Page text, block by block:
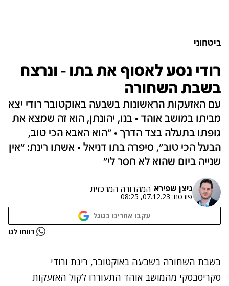
ביטחוני
רודי נסע לאסוף את בתו - ונרצח
בשבת השחורה
עם האזעקות הראשונות בשבעה באוקטובר רודי יצא
מביתו במושב אוהד • בנו, יהונתן, הוא זה שמצא את
גופתו בתעלה בצד הדרך • "הוא האבא הכי טוב,
הבעל הכי טוב", סיפרה בתו דניאל • אשתו רינת: "אין
שנייה ביום שהוא לא חסר לי"
ניצן שפירא המהדורה המרכזית
פורסם: 07.12.23, 08:25
עקבו אחרינו בגוגל
נתקלנו בבעיה דווחו לנו
בשבת השחורה בשבעה באוקטובר, רינת ורודי
סקריסבסקי מהמושב אוהד התעוררו לקול האזעקות